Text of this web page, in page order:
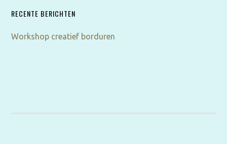
RECENTE BERICHTEN
Workshop creatief borduren